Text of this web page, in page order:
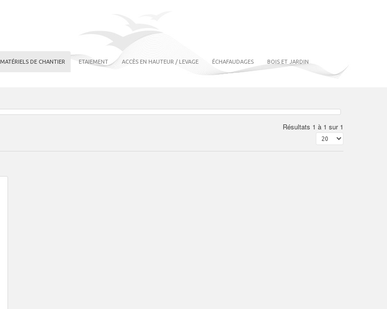
MATÉRIELS DE CHANTIER ETAIEMENT ACCÈS EN HAUTEUR / LEVAGE ÉCHAFAUDAGES BOIS ET JARDIN
Résultats 1 à 1 sur 1